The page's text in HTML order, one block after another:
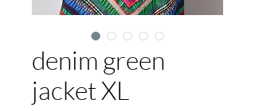
denim green
jacket XL